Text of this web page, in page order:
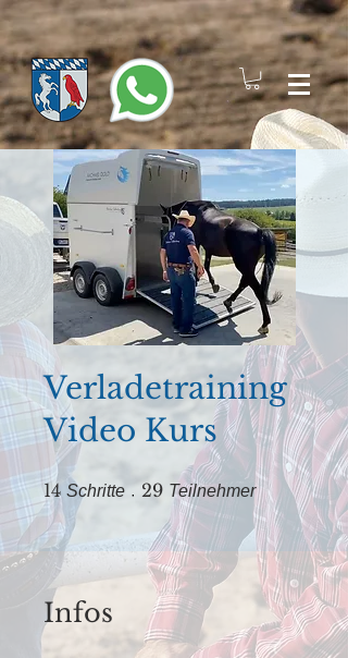
Verladetraining
Video Kurs
14 Schritte 14 Schritte
29 Teilnehmer 29 Teilnehmer
Infos